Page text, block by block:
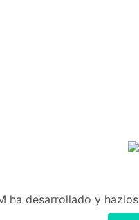
ha desarrollado y